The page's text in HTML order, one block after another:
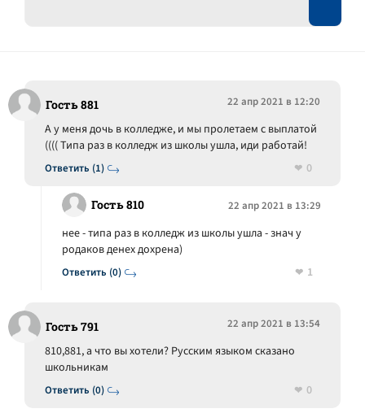
Гость 881 22 апр 2021 в 12:20
Ответить (1)
А у меня дочь в колледже, и мы пролетаем с выплатой
(((( Типа раз в колледж из школы ушла, иди работай!
0
Гость 810 22 апр 2021 в 13:29
Ответить (0)
нее - типа раз в колледж из школы ушла - знач у
родаков денех дохрена)
1
Гость 791 22 апр 2021 в 13:54
Ответить (0)
810,881, а что вы хотели? Русским языком сказано
школьникам
0